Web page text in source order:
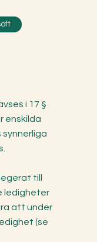
i 17 §
enskilda
till
ledigheter
att under
(se